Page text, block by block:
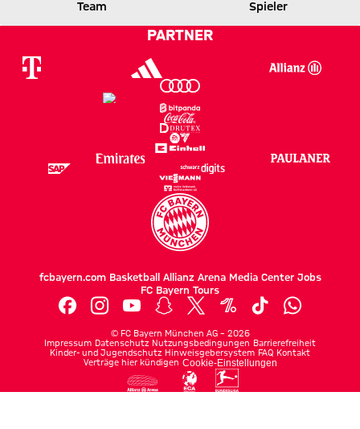
FCN
Zwischenergebnis:
0 zu 1 nach Erste Halbzeit
FCB
Team Spieler
PARTNER
fcbayern.com Basketball Allianz Arena Media Center Jobs
FC Bayern Tours
© FC Bayern München AG – 2026
Impressum Datenschutz Nutzungsbedingungen Barrierefreiheit
Kinder- und Jugendschutz Hinweisgebersystem FAQ Kontakt
Verträge hier kündigen Cookie-Einstellungen